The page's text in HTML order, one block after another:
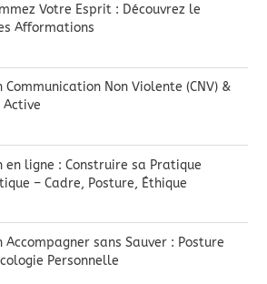
Votre Esprit : Découvrez le
Afformations
Communication Non Violente (CNV) &
Active
en ligne : Construire sa Pratique
– Cadre, Posture, Éthique
Accompagner sans Sauver : Posture
Personnelle